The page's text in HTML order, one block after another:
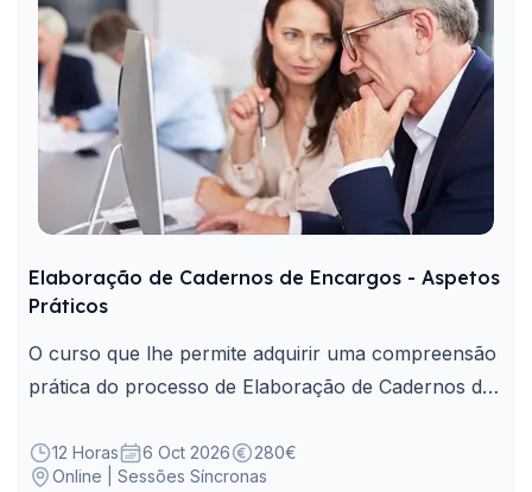
Elaboração de Cadernos de Encargos - Aspetos
Práticos
O curso que lhe permite adquirir uma compreensão
prática do processo de Elaboração de Cadernos de
12 Horas 6 Oct 2026
280€
Online | Sessões Síncronas